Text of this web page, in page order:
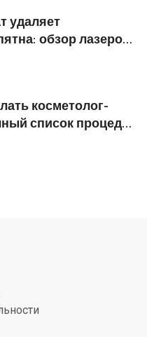
удаляет
обзор лазеров
косметолог-
список процедур